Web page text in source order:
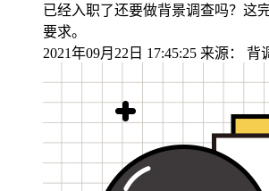
已经入职了还要做背景调查吗？这
要求。
2021年09月22日 17:45:25 来源： 背